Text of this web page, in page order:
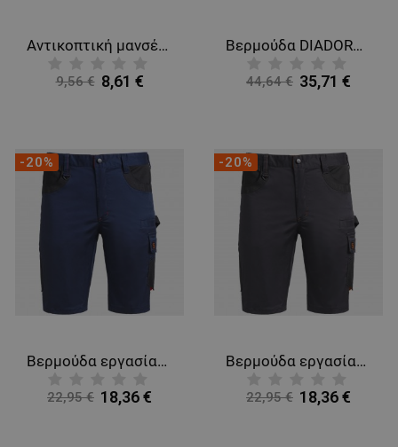
Αντικοπτική μανσέτα 1 τεμ. IRON-ARM, 56 εκ.
9,56 € 8,61 €
Βερμούδα DIADORA BERMUDA POLY CAMO
44,64 € 35,71 €
-20%
Βερμούδα εργασίας Kastor Stretch DARK BLUE/RED
22,95 € 18,36 €
-20%
Βερμούδα εργασίας Kastor Stretch GREY/ORANGE
22,95 € 18,36 €